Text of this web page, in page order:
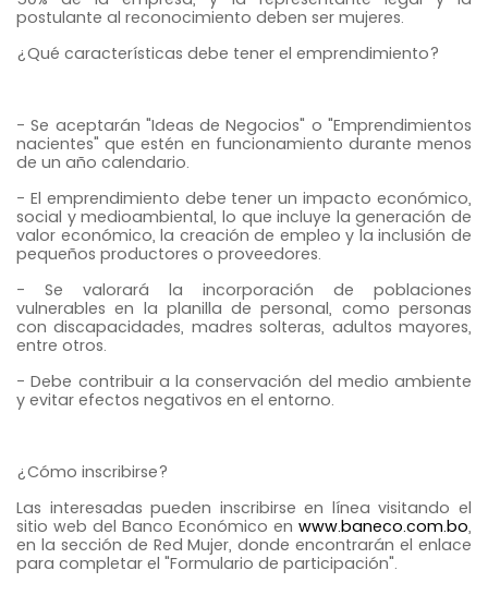
postulante al reconocimiento deben ser mujeres.
¿Qué características debe tener el emprendimiento?
- Se aceptarán "Ideas de Negocios" o "Emprendimientos
nacientes" que estén en funcionamiento durante menos
de un año calendario.
- El emprendimiento debe tener un impacto económico,
social y medioambiental, lo que incluye la generación de
valor económico, la creación de empleo y la inclusión de
pequeños productores o proveedores.
- Se valorará la incorporación de poblaciones
vulnerables en la planilla de personal, como personas
con discapacidades, madres solteras, adultos mayores,
entre otros.
- Debe contribuir a la conservación del medio ambiente
y evitar efectos negativos en el entorno.
¿Cómo inscribirse?
Las interesadas pueden inscribirse en línea visitando el
sitio web del Banco Económico en www.baneco.com.bo,
en la sección de Red Mujer, donde encontrarán el enlace
para completar el "Formulario de participación".